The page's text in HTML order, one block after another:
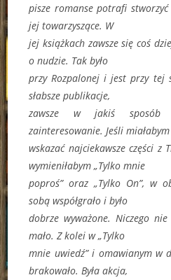
pisze romanse potrafi
jej towarzyszące. W
jej książkach zawsze się coś
o nudzie. Tak było
przy Rozpalonej i jest przy tej
słabsze publikacje,
zawsze w jakiś sposób
zainteresowanie. Jeśli miałabym
wskazać najciekawsze części z
wymieniłabym „Tylko mnie
poproś” oraz „Tylko On”, w
sobą współgrało i było
dobrze wyważone. Niczego
mało. Z kolei w „Tylko
mnie uwiedź” i omawianym w
brakowało. Była akcja,